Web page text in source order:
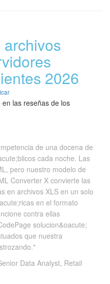
2026
las reseñas de los
de una docena de
cada noche. Las
pero nuestro modelo de
Converter X convierte las
en archivos XLS en un solo
en el formato
contra ellas
solucion&oacute;
que nuestra
Data Analyst, Retail